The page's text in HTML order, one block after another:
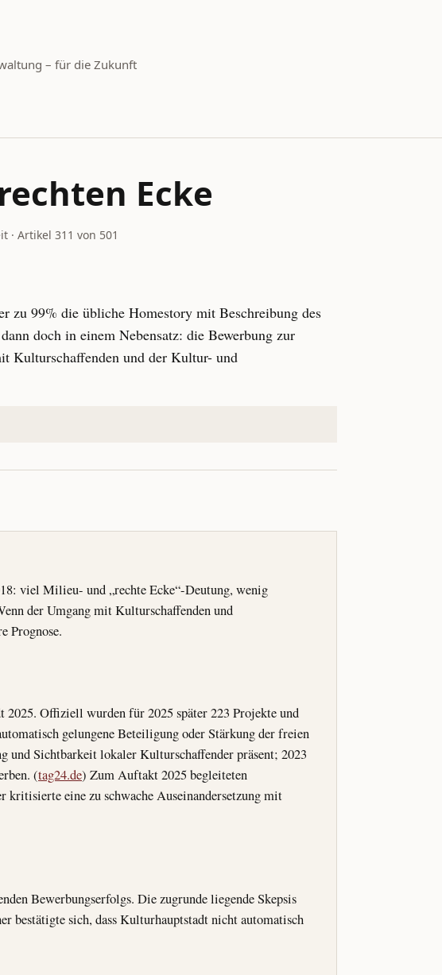
– für die Zukunft
Ecke
· Artikel 311 von 501
zu 99% die übliche Homestory mit Beschreibung des
doch in einem Nebensatz: die Bewerbung zur
Kulturschaffenden und der Kultur- und
viel Milieu- und „rechte Ecke“-Deutung, wenig
der Umgang mit Kulturschaffenden und
Prognose.
2025. Offiziell wurden für 2025 später 223 Projekte und
gelungene Beteiligung oder Stärkung der freien
Sichtbarkeit lokaler Kulturschaffender präsent; 2023
(tag24.de) Zum Auftakt 2025 begleiteten
kritisierte eine zu schwache Auseinandersetzung mit
Bewerbungserfolgs. Die zugrunde liegende Skepsis
bestätigte sich, dass Kulturhauptstadt nicht automatisch